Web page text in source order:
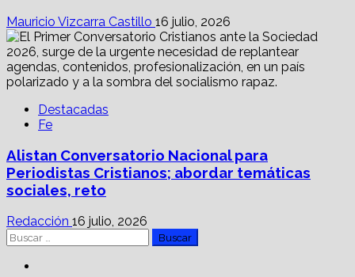
Mauricio Vizcarra Castillo 16 julio, 2026
Destacadas
Fe
Alistan Conversatorio Nacional para
Periodistas Cristianos; abordar temáticas
sociales, reto
Redacción 16 julio, 2026
Buscar: